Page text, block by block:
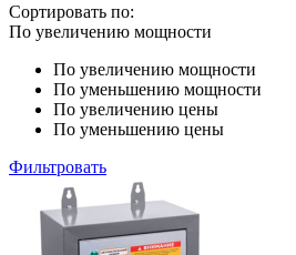
Сортировать по:
По увеличению мощности
По увеличению мощности
По уменьшению мощности
По увеличению цены
По уменьшению цены
Фильтровать